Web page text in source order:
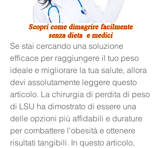
Se stai cercando una soluzione
efficace per raggiungere il tuo peso
ideale e migliorare la tua salute, allora
devi assolutamente leggere questo
articolo. La chirurgia di perdita di peso
di LSU ha dimostrato di essere una
delle opzioni più affidabili e durature
per combattere l'obesità e ottenere
risultati tangibili. In questo articolo,